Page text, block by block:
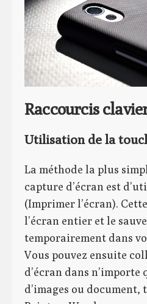
Raccourcis
Utilisation de la
La méthode la plus
capture d’écran est
(Imprimer l’écran).
l’écran entier et le
temporairement dans
Vous pouvez ensuite
d’écran dans
d’images ou